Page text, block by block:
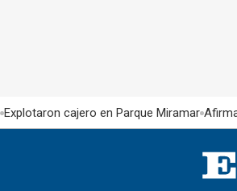
Explotaron cajero en Parque Miramar